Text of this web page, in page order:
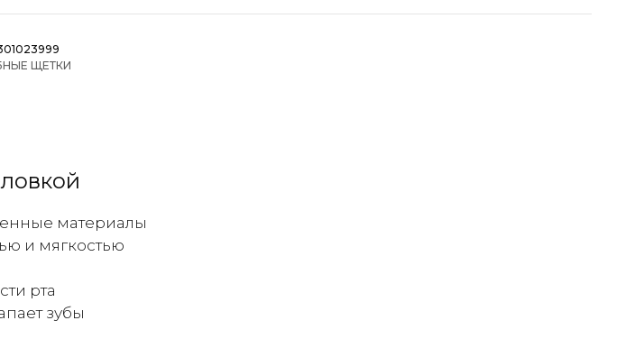
ЩЕТКИ
материалы
и мягкостью
рта
зубы